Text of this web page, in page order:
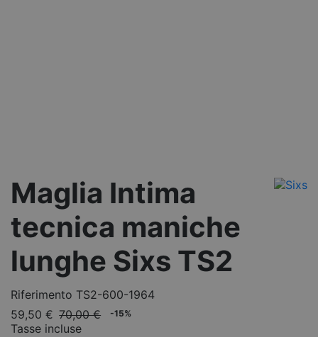
Maglia Intima
tecnica maniche
lunghe Sixs TS2
Riferimento TS2-600-1964
59,50 € 70,00 € -15%
Tasse incluse